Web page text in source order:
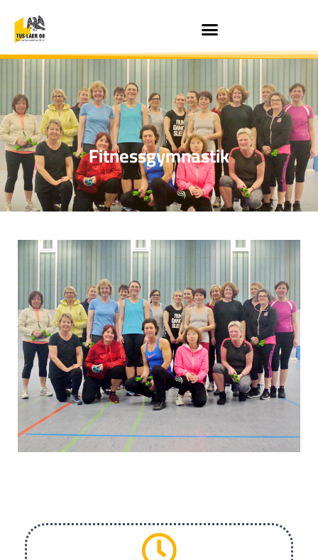
Fitnessgymnastik